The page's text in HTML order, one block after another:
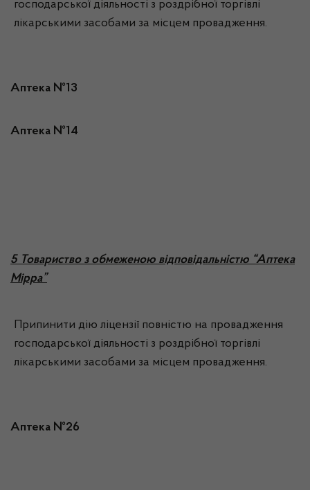
господарської діяльності з роздрібної торгівлі
лікарськими засобами за місцем провадження.
Аптека №13
Аптека №14
5 Товариство з обмеженою відповідальністю “Аптека
Мірра”
Припинити дію ліцензії повністю на провадження
господарської діяльності з роздрібної торгівлі
лікарськими засобами за місцем провадження.
Аптека №26